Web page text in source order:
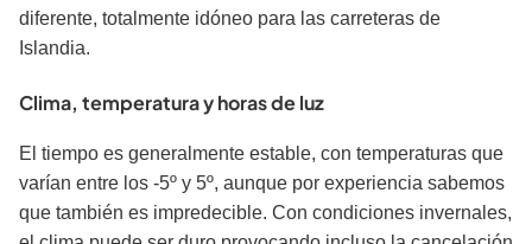
diferente, totalmente idóneo para las carreteras de
Islandia.
Clima, temperatura y horas de luz
El tiempo es generalmente estable, con temperaturas que
varían entre los -5º y 5º, aunque por experiencia sabemos
que también es impredecible. Con condiciones invernales,